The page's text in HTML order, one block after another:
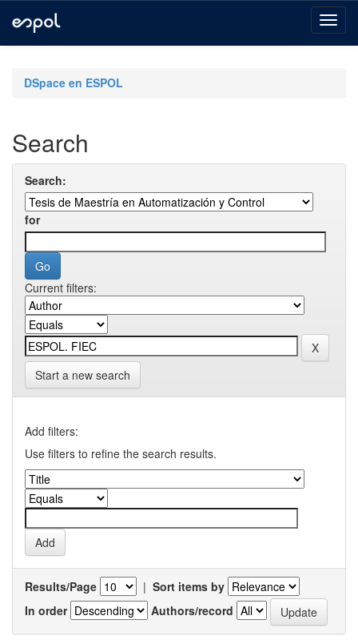
navigationDSpace en ESPOL
Search
Search:
for
Current filters:
Start a new search
Add filters:
Use filters to refine the search results.
Results/Page | Sort items by
In order
Authors/record